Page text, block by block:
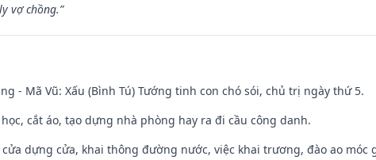
vợ chồng.”
- Mã Vũ: Xấu (Bình Tú) Tướng tinh con chó sói, chủ trị ngày thứ 5.
cắt áo, tạo dựng nhà phòng hay ra đi cầu công danh.
cửa dựng cửa, khai thông đường nước, việc khai trương, đào ao